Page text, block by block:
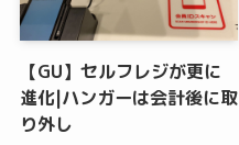
【GU】セルフレジが更に
進化|ハンガーは会計後に取
り外し